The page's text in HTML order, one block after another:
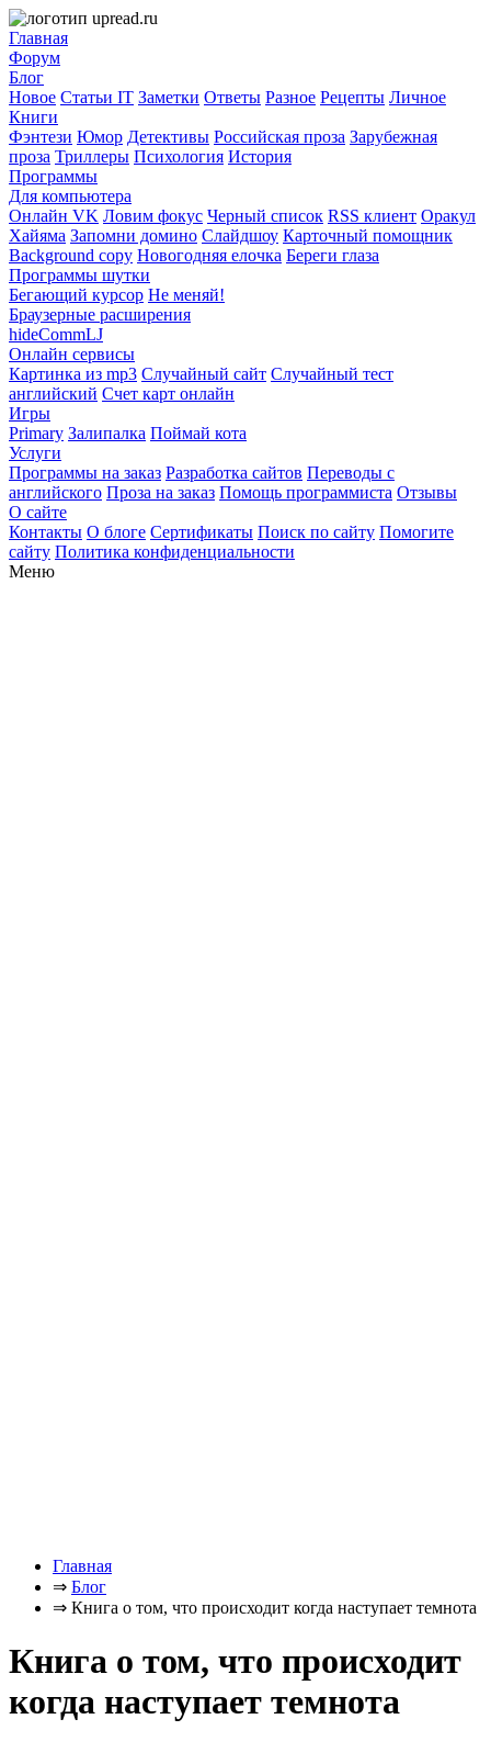
Главная
Форум
Блог
Новое Статьи IT Заметки Ответы Разное Рецепты Личное
Книги
Фэнтези Юмор Детективы Российская проза Зарубежная
проза Триллеры Психология История
Программы
Для компьютера
Онлайн VK Ловим фокус Черный список RSS клиент Оракул
Хайяма Запомни домино Слайдшоу Карточный помощник
Background copy Новогодняя елочка Береги глаза
Программы шутки
Бегающий курсор Не меняй!
Браузерные расширения
hideCommLJ
Онлайн сервисы
Картинка из mp3 Случайный сайт Случайный тест
английский Счет карт онлайн
Игры
Primary Залипалка Поймай кота
Услуги
Программы на заказ Разработка сайтов Переводы с
английского Проза на заказ Помощь программиста Отзывы
О сайте
Контакты О блоге Сертификаты Поиск по сайту Помогите
сайту Политика конфиденциальности
Меню
Главная
⇒ Блог
⇒ Книга о том, что происходит когда наступает темнота
Книга о том, что происходит
когда наступает темнота